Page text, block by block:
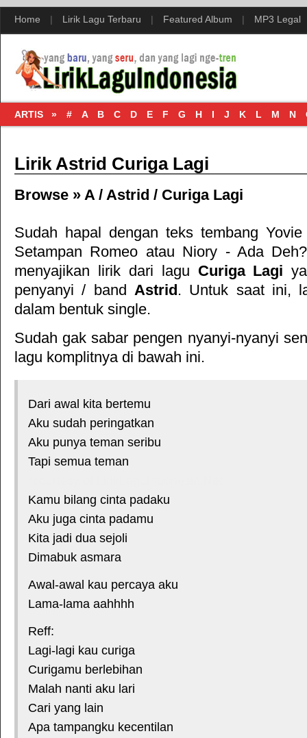
Home | Lirik Lagu Terbaru | Featured Album | MP3 Legal
ARTIS » # A B C D E F G H I J K L M N
Lirik Astrid Curiga Lagi
Browse » A/ Astrid / Curiga Lagi
Sudah hapal dengan teks tembang
Setampan Romeo atau Niory - Ada Deh
menyajikan lirik dari lagu Curiga Lagi
penyanyi / band Astrid. Untuk saat ini,
dalam bentuk single.
Sudah gak sabar pengen nyanyi-nyanyi
lagu komplitnya di bawah ini.
Dari awal kita bertemu
Aku sudah peringatkan
Aku punya teman seribu
Tapi semua teman
Kamu bilang cinta padaku
Aku juga cinta padamu
Kita jadi dua sejoli
Dimabuk asmara
Awal-awal kau percaya aku
Lama-lama aahhhh
Reff:
Lagi-lagi kau curiga
Curigamu berlebihan
Malah nanti aku lari
Cari yang lain
Apa tampangku kecentilan